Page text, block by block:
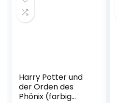
Harry Potter und
der Orden des
Phönix (farbig